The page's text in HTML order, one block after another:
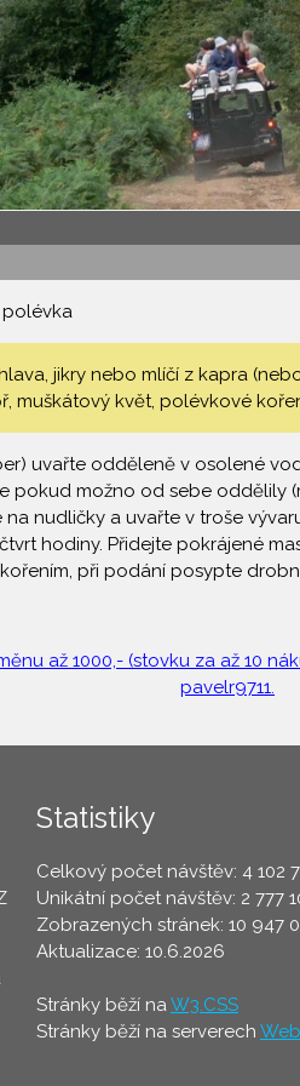
jikry nebo mlíčí z kapra
muškátový květ, polévkové
uvařte odděleně v osolené
pokud možno od sebe
nudličky a uvařte v troše
hodiny. Přidejte pokrájené
při podání posypte
až 1000,- (stovku za až 10
pavelr9711.
Statistiky
Celkový počet návštěv: 4 102
Unikátní počet návštěv: 2 777
Zobrazených stránek: 10 947
Aktualizace: 10.6.2026
Stránky běží naW3.CSS
Stránky běží na serverech